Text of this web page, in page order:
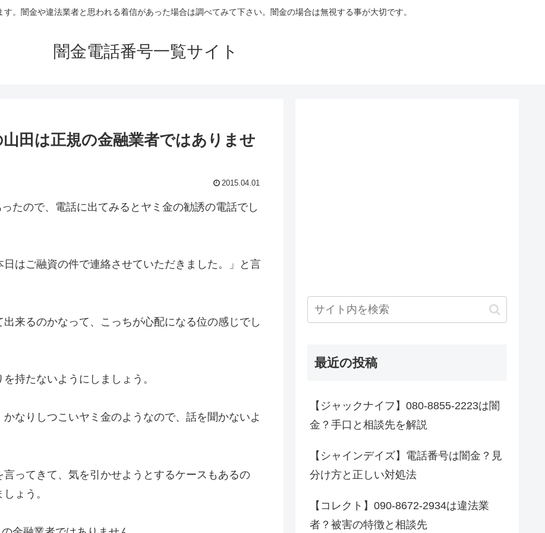
。闇金や違法業者と思われる着信があった場合は調べてみて下さい。闇金の場合は無視する事が大切です。
闇金電話番号一覧サイト
山田は正規の金融業者ではありませ
2015.04.01
たので、電話に出てみるとヤミ金の勧誘の電話でし
はご融資の件で連絡させていただきました。」と言
来るのかなって、こっちが心配になる位の感じでし
持たないようにしましょう。
なりしつこいヤミ金のようなので、話を聞かないよ
ってきて、気を引かせようとするケースもあるの
ょう。
最近の投稿
【ジャックナイフ】080-8855-2223は闇
金？手口と相談先を解説
【シャインデイズ】電話番号は闇金？見
分け方と正しい対処法
【コレクト】090-8672-2934は違法業
者？被害の特徴と相談先